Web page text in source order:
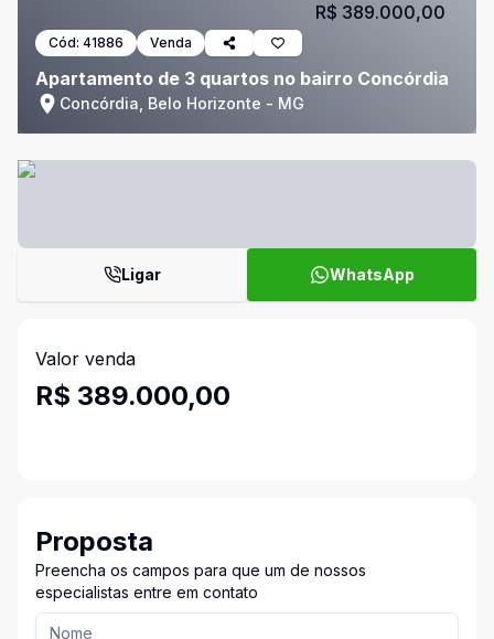
Cód: 41886 Venda
Apartamento de 3 quartos no bairro Concórdia
Concórdia, Belo Horizonte - MG
R$ 389.000,00
Ligar WhatsApp
Valor venda
R$ 389.000,00
Proposta
Preencha os campos para que um de nossos
especialistas entre em contato